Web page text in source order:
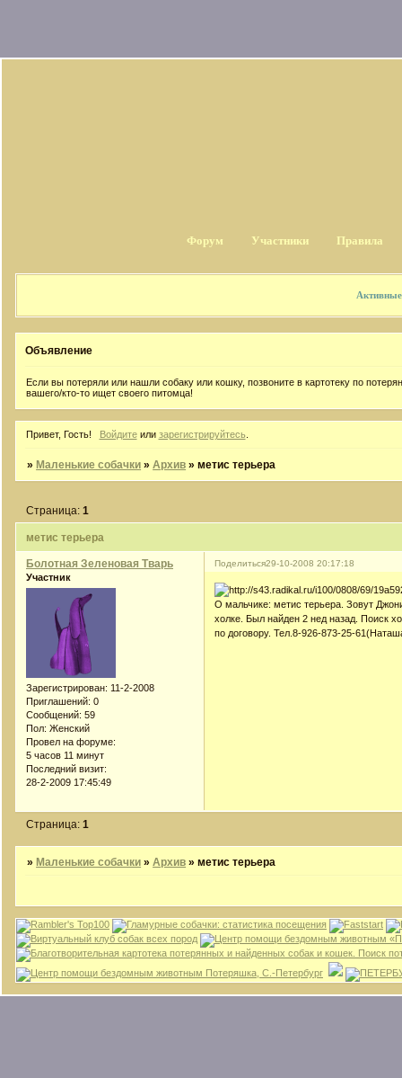
Форум Участники Правила
Объявление
Если вы потеряли или нашли собаку или кошку, позвоните в картотеку по
вашего/кто-то ищет своего питомца!
Привет, Гость! Войдитеили зарегистрируйтесь
» Маленькие собачки »Архив »метис терьера
метис терьера
Страница:1
Поделиться29-10-2008 20:17:18
Болотная Зеленовая Тварь
Участник
Зарегистрирован: 11-2-2008
Приглашений: 0
Сообщений: 59
Пол: Женский
Провел на форуме:
5 часов 11 минут
Последний визит:
28-2-2009 17:45:49
О мальчике: метис терьера. Зовут
холке. Был найден 2 нед назад. Поиск
по договору. Тел.8-926-873-25-
Страница:1
» Маленькие собачки » Архив »метис терьера